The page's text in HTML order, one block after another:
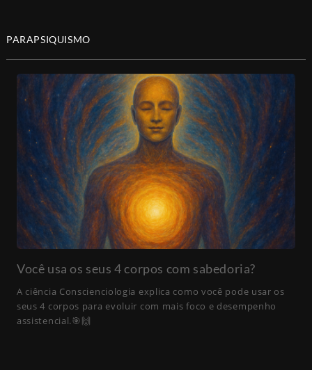
PARAPSIQUISMO
Você usa os seus 4 corpos com sabedoria?
A ciência Conscienciologia explica como você pode usar os
seus 4 corpos para evoluir com mais foco e desempenho
assistencial.🎯🙌